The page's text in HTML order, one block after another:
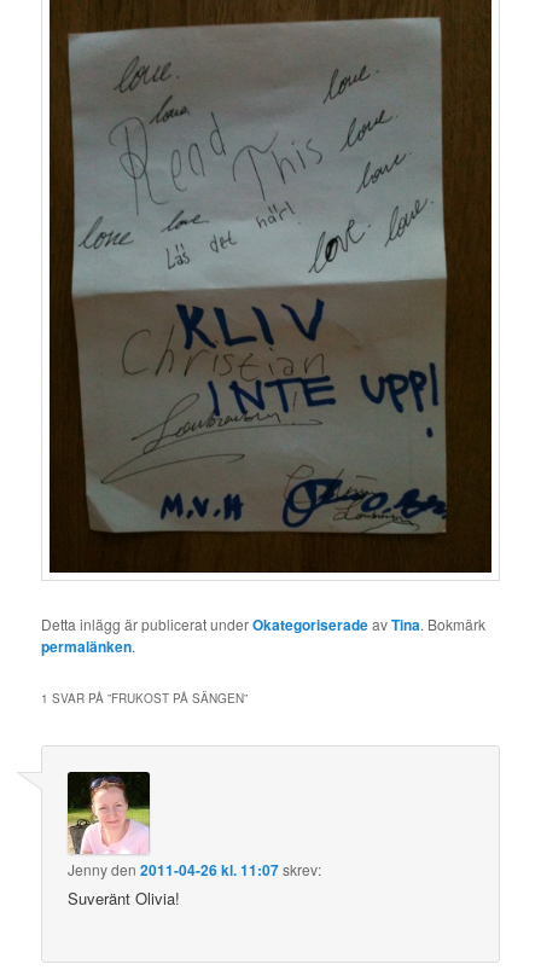
Detta inlägg är publicerat underOkategoriseradeavTina. Bokmärk
permalänken.
1 SVAR PÅ ”FRUKOST PÅ SÄNGEN”
Jennyden2011-04-26 kl. 11:07skrev:
Suveränt Olivia!